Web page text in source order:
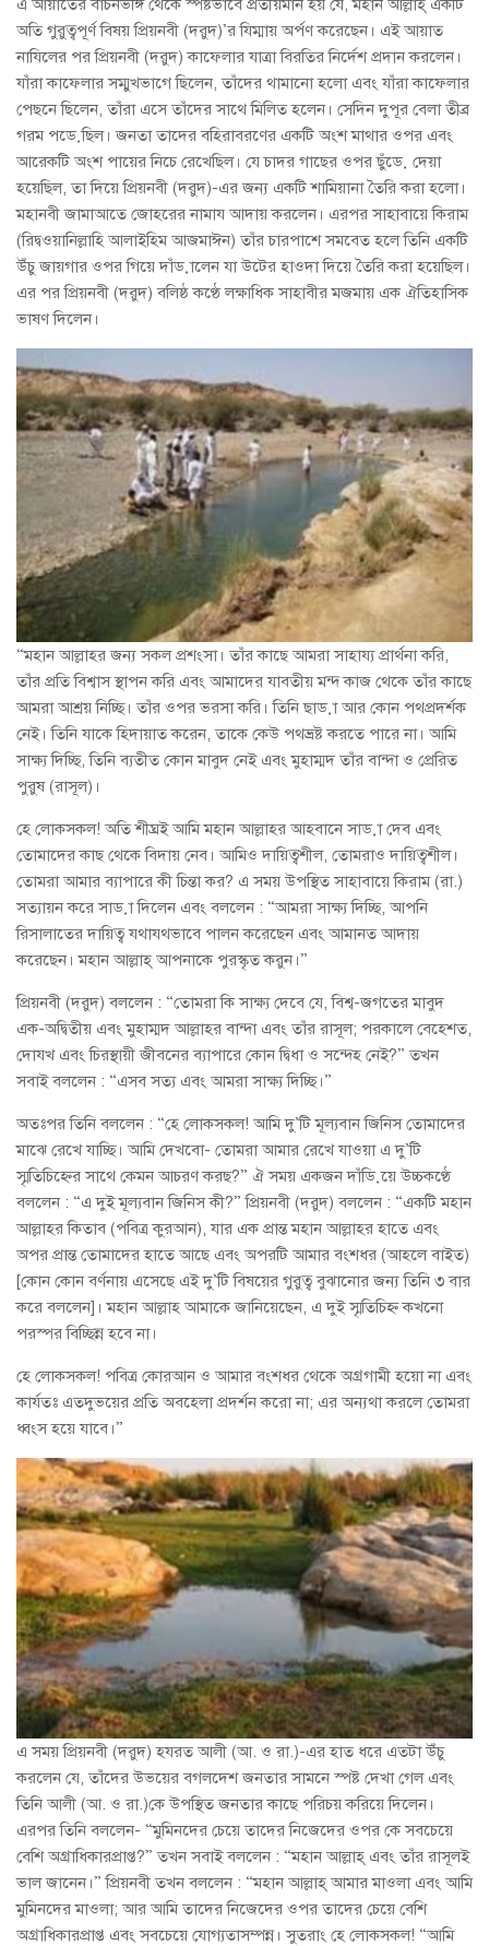
এ আয়াতের বাচনভঙ্গি থেকে স্পষ্টভাবে প্রতীয়মান হয় যে, মহান আল্লাহ্ একটি
অতি গুরুত্বপূর্ণ বিষয় প্রিয়নবী (দরুদ)’র যিম্মায় অর্পণ করেছেন। এই আয়াত
নাযিলের পর প্রিয়নবী (দরুদ) কাফেলার যাত্রা বিরতির নির্দেশ প্রদান করলেন।
যাঁরা কাফেলার সম্মুখভাগে ছিলেন, তাঁদের থামানো হলো এবং যাঁরা কাফেলার
পেছনে ছিলেন, তাঁরা এসে তাঁদের সাথে মিলিত হলেন। সেদিন দুপূর বেলা তীব্র
গরম পড়েছিল। জনতা তাদের বহিরাবরণের একটি অংশ মাথার ওপর এবং
আরেকটি অংশ পায়ের নিচে রেখেছিল। যে চাদর গাছের ওপর ছুঁড়ে দেয়া
হয়েছিল, তা দিয়ে প্রিয়নবী (দরুদ)-এর জন্য একটি শামিয়ানা তৈরি করা হলো।
মহানবী জামাআতে জোহরের নামায আদায় করলেন। এরপর সাহাবায়ে কিরাম
(রিদ্বওয়ানিল্লাহি আলাইহিম আজমাঈন) তাঁর চারপাশে সমবেত হলে তিনি একটি
উঁচু জায়গার ওপর গিয়ে দাঁড়ালেন যা উটের হাওদা দিয়ে তৈরি করা হয়েছিল।
এর পর প্রিয়নবী (দরুদ) বলিষ্ঠ কণ্ঠে লক্ষাধিক সাহাবীর মজমায় এক ঐতিহাসিক
ভাষণ দিলেন।
“মহান আল্লাহর জন্য সকল প্রশংসা। তাঁর কাছে আমরা সাহায্য প্রার্থনা করি,
তাঁর প্রতি বিশ্বাস স্থাপন করি এবং আমাদের যাবতীয় মন্দ কাজ থেকে তাঁর কাছে
আমরা আশ্রয় নিচ্ছি। তাঁর ওপর ভরসা করি। তিনি ছাড়া আর কোন পথপ্রদর্শক
নেই। তিনি যাকে হিদায়াত করেন, তাকে কেউ পথভ্রষ্ট করতে পারে না। আমি
সাক্ষ্য দিচ্ছি, তিনি ব্যতীত কোন মাবুদ নেই এবং মুহাম্মদ তাঁর বান্দা ও প্রেরিত
পুরুষ (রাসূল)।
হে লোকসকল! অতি শীঘ্রই আমি মহান আল্লাহর আহবানে সাড়া দেব এবং
তোমাদের কাছ থেকে বিদায় নেব। আমিও দায়িত্বশীল, তোমরাও দায়িত্বশীল।
তোমরা আমার ব্যাপারে কী চিন্তা কর? এ সময় উপস্থিত সাহাবায়ে কিরাম (রা.)
সত্যায়ন করে সাড়া দিলেন এবং বললেন : “আমরা সাক্ষ্য দিচ্ছি, আপনি
রিসালাতের দায়িত্ব যথাযথভাবে পালন করেছেন এবং আমানত আদায়
করেছেন। মহান আল্লাহ্ আপনাকে পুরস্কৃত করুন।”
প্রিয়নবী (দরুদ) বললেন : “তোমরা কি সাক্ষ্য দেবে যে, বিশ্ব-জগতের মাবুদ
এক-অদ্বিতীয় এবং মুহাম্মদ আল্লাহর বান্দা এবং তাঁর রাসূল; পরকালে বেহেশত,
দোযখ এবং চিরস্থায়ী জীবনের ব্যাপারে কোন দ্বিধা ও সন্দেহ নেই?” তখন
সবাই বললেন : “এসব সত্য এবং আমরা সাক্ষ্য দিচ্ছি।”
অতঃপর তিনি বললেন : “হে লোকসকল! আমি দু’টি মূল্যবান জিনিস তোমাদের
মাঝে রেখে যাচ্ছি। আমি দেখবো- তোমরা আমার রেখে যাওয়া এ দু’টি
স্মৃতিচিহ্নের সাথে কেমন আচরণ করছ?” ঐ সময় একজন দাঁড়িয়ে উচ্চকণ্ঠে
বললেন : “এ দুই মূল্যবান জিনিস কী?” প্রিয়নবী (দরুদ) বললেন : “একটি মহান
আল্লাহর কিতাব (পবিত্র কুরআন), যার এক প্রান্ত মহান আল্লাহর হাতে এবং
অপর প্রান্ত তোমাদের হাতে আছে এবং অপরটি আমার বংশধর (আহলে বাইত)
[কোন কোন বর্ণনায় এসেছে এই দু’টি বিষয়ের গুরুত্ব বুঝানোর জন্য তিনি ৩ বার
করে বললেন]। মহান আল্লাহ আমাকে জানিয়েছেন, এ দুই স্মৃতিচিহ্ন কখনো
পরস্পর বিচ্ছিন্ন হবে না।
হে লোকসকল! পবিত্র কোরআন ও আমার বংশধর থেকে অগ্রগামী হয়ো না এবং
কার্যতঃ এতদুভয়ের প্রতি অবহেলা প্রদর্শন করো না; এর অন্যথা করলে তোমরা
ধ্বংস হয়ে যাবে।”
এ সময় প্রিয়নবী (দরুদ) হযরত আলী (আ. ও রা.)-এর হাত ধরে এতটা উঁচু
করলেন যে, তাঁদের উভয়ের বগলদেশ জনতার সামনে স্পষ্ট দেখা গেল এবং
তিনি আলী (আ. ও রা.)কে উপস্থিত জনতার কাছে পরিচয় করিয়ে দিলেন।
এরপর তিনি বললেন- “মুমিনদের চেয়ে তাদের নিজেদের ওপর কে সবচেয়ে
বেশি অগ্রাধিকারপ্রাপ্ত?” তখন সবাই বললেন : “মহান আল্লাহ্ এবং তাঁর রাসূলই
ভাল জানেন।” প্রিয়নবী তখন বললেন : “মহান আল্লাহ্ আমার মাওলা এবং আমি
মুমিনদের মাওলা; আর আমি তাদের নিজেদের ওপর তাদের চেয়ে বেশি
অগ্রাধিকারপ্রাপ্ত এবং সবচেয়ে যোগ্যতাসম্পন্ন। সুতরাং হে লোকসকল! “আমি